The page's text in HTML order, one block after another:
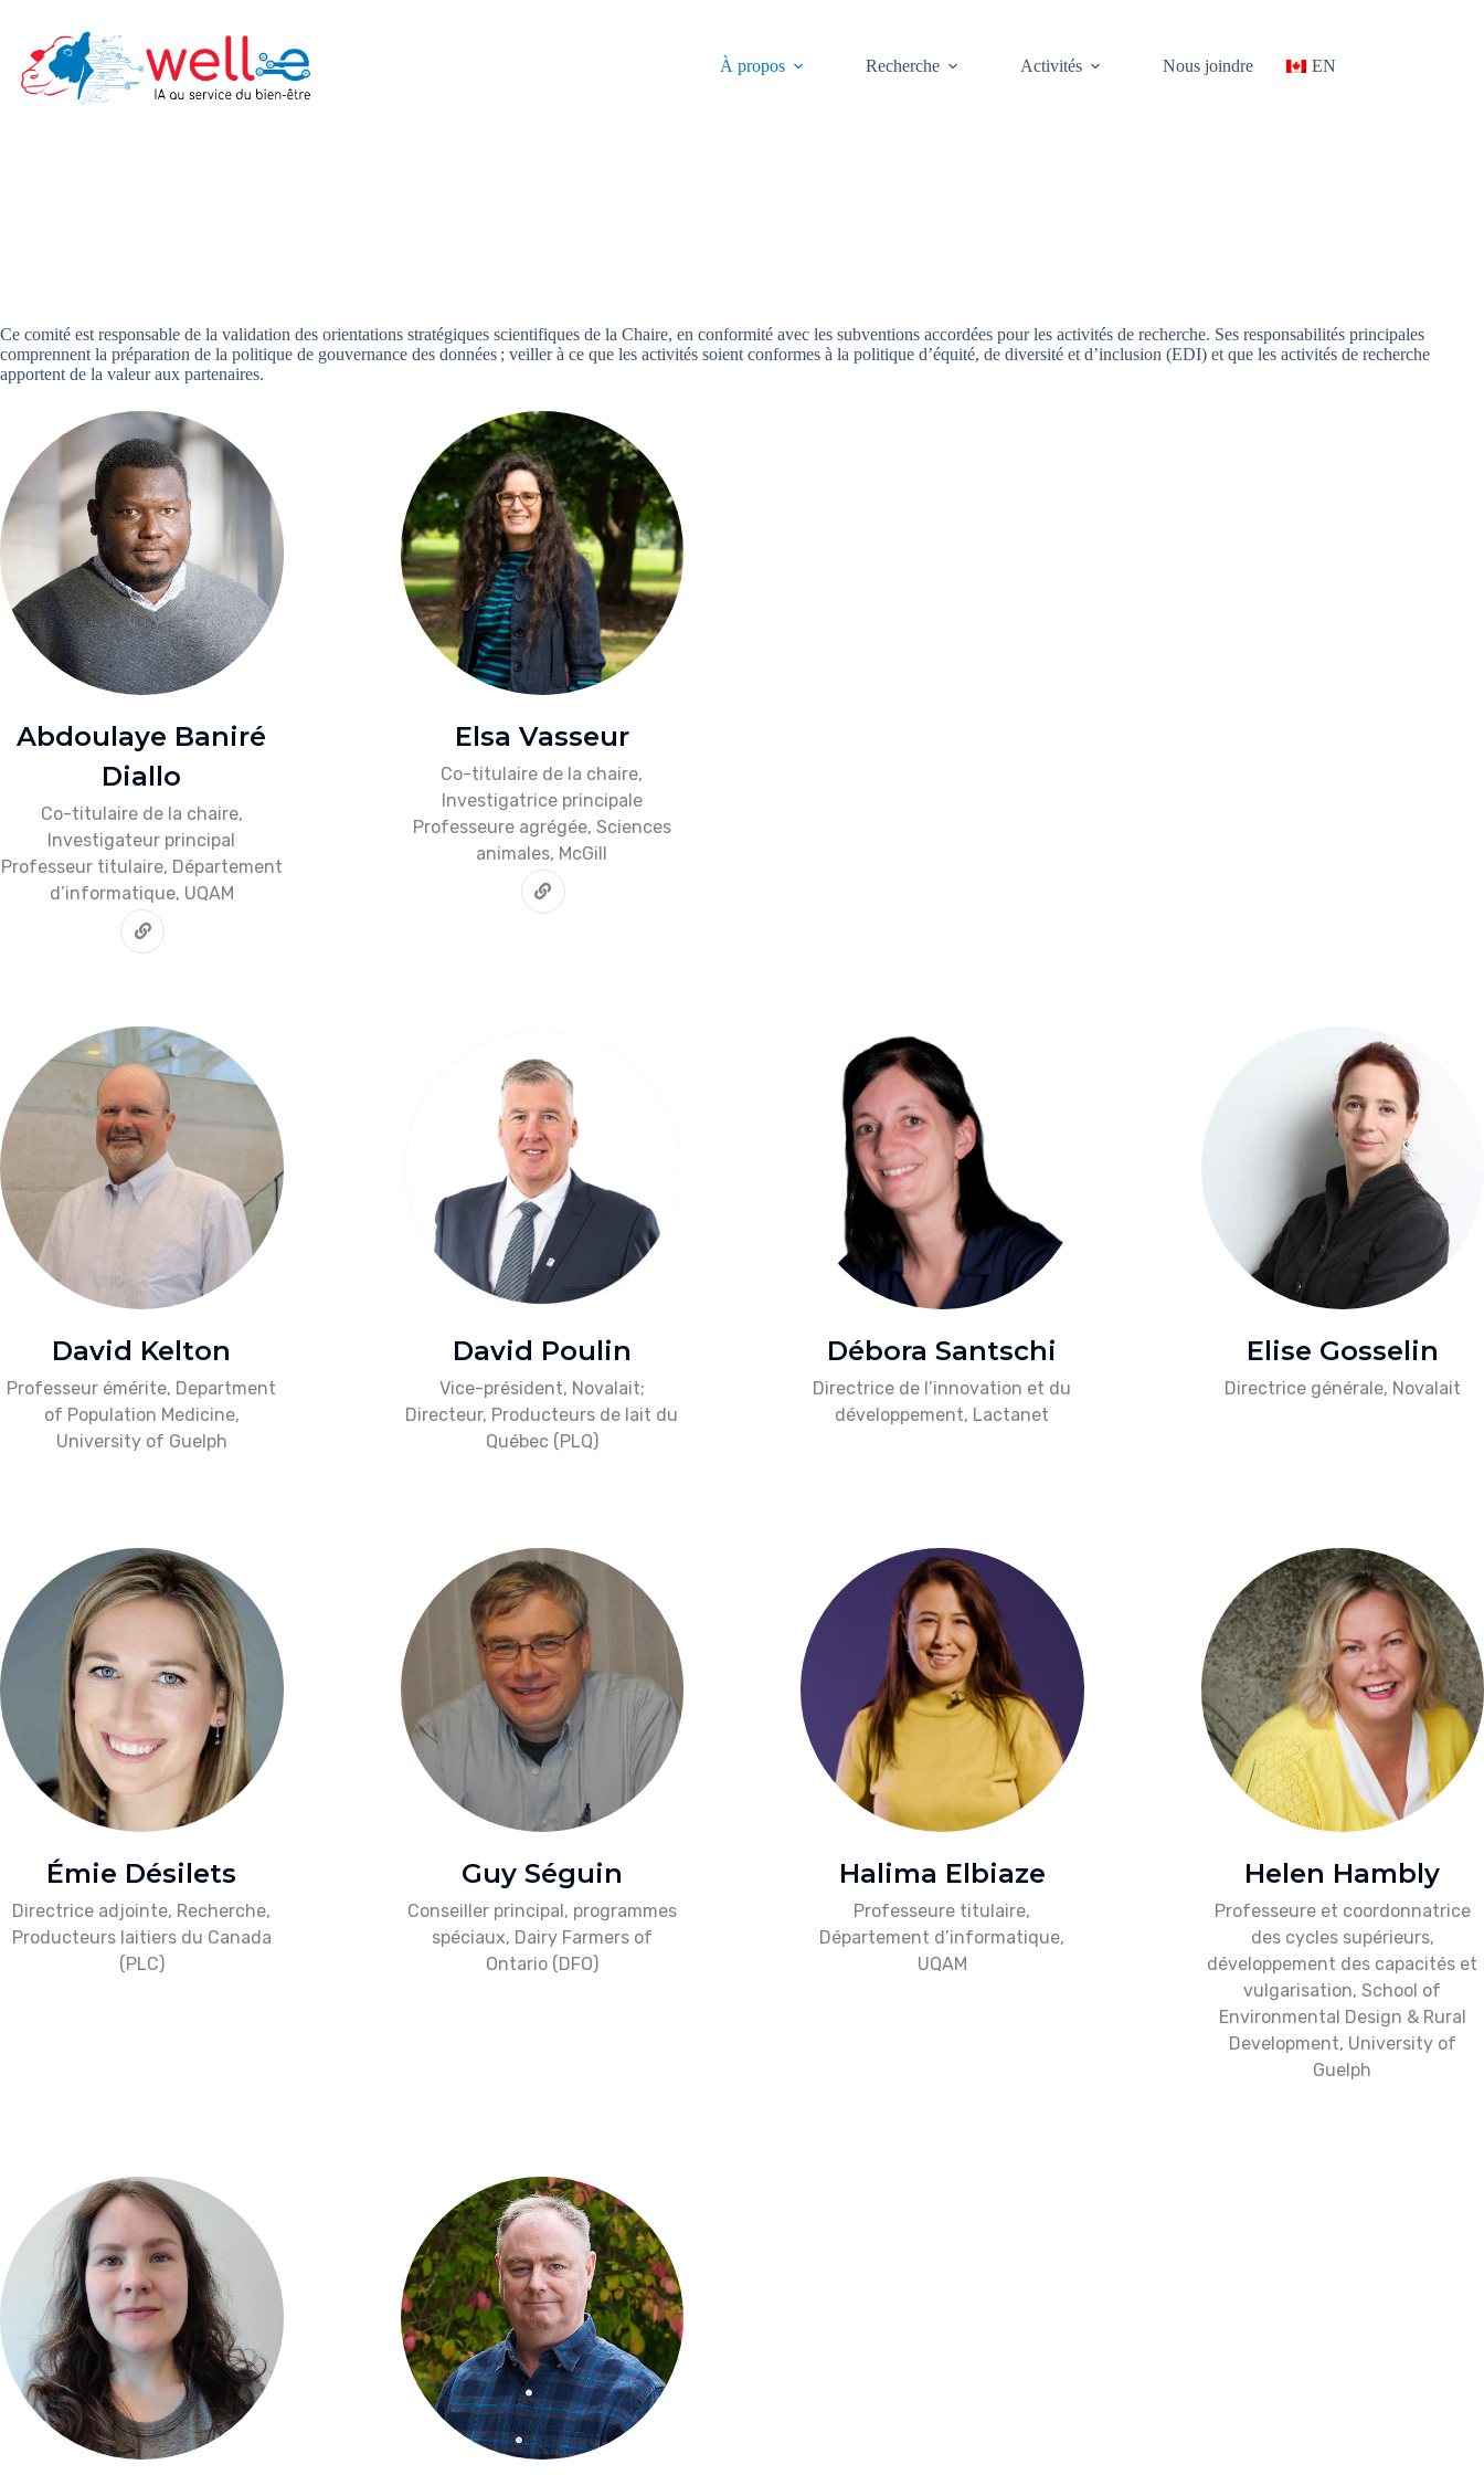
content
À propos
Recherche Activités Nous joindre EN
Ce comité est responsable de la validation des orientations stratégiques scientifiques de la Chaire, en conformité avec les subventions accordées pour les activités de recherche. Ses responsabilités principales
comprennent la préparation de la politique de gouvernance des données ; veiller à ce que les activités soient conformes à la politique d’équité, de diversité et d’inclusion (EDI) et que les activités de recherche
apportent de la valeur aux partenaires.
Abdoulaye Baniré
Diallo
Co-titulaire de la chaire,
Investigateur principal
Professeur titulaire, Département
d’informatique, UQAM
Elsa Vasseur
Co-titulaire de la chaire,
Investigatrice principale
Professeure agrégée, Sciences
animales, McGill
David Kelton
Professeur émérite, Department
of Population Medicine,
University of Guelph
David Poulin
Vice-président, Novalait;
Directeur, Producteurs de lait du
Québec (PLQ)
Débora Santschi
Directrice de l’innovation et du
développement, Lactanet
Elise Gosselin
Directrice générale, Novalait
Émie Désilets
Directrice adjointe, Recherche,
Producteurs laitiers du Canada
(PLC)
Guy Séguin
Conseiller principal, programmes
spéciaux, Dairy Farmers of
Ontario (DFO)
Halima Elbiaze
Professeure titulaire,
Département d’informatique,
UQAM
Helen Hambly
Professeure et coordonnatrice
des cycles supérieurs,
développement des capacités et
vulgarisation, School of
Environmental Design & Rural
Development, University of
Guelph